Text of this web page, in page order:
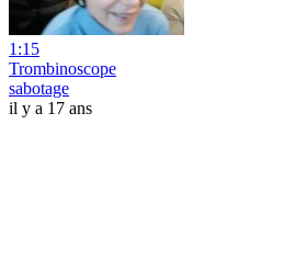
1:15
Trombinoscope
sabotage
il y a 17 ans